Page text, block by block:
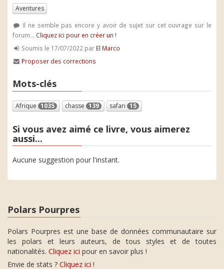
Aventures
Il ne semble pas encore y avoir de sujet sur cet ouvrage sur le
forum... Cliquez ici pour en créer un !
Soumis le 17/07/2022 par El Marco
Proposer des corrections
Mots-clés
Afrique 1035 chasse 139 safari 15
Si vous avez aimé ce livre, vous aimerez
aussi...
Aucune suggestion pour l'instant.
Polars Pourpres
Polars Pourpres est une base de données communautaire sur
les polars et leurs auteurs, de tous styles et de toutes
nationalités. Cliquez ici pour en savoir plus !
Envie de stats ? Cliquez ici !